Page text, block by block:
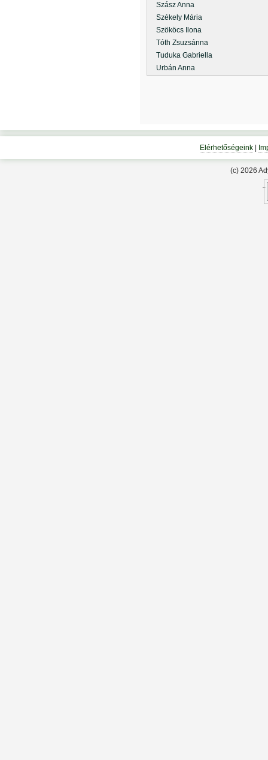
Szász Anna
Székely Mária
Szököcs Ilona
Tóth Zsuzsánna
Tuduka Gabriella
Urbán Anna
Elérhetőségeink|
(c) 2026